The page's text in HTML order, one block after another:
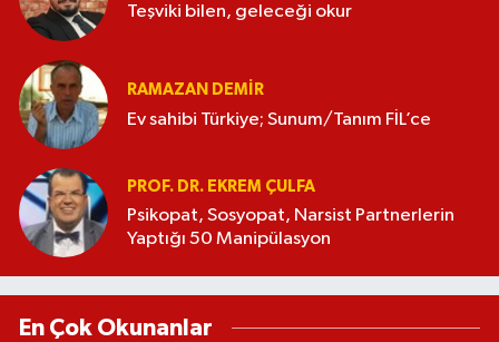
Teşviki bilen, geleceği okur
RAMAZAN DEMİR
Ev sahibi Türkiye; Sunum/Tanım FİL’ce
PROF. DR. EKREM ÇULFA
Psikopat, Sosyopat, Narsist Partnerlerin
Yaptığı 50 Manipülasyon
En Çok Okunanlar